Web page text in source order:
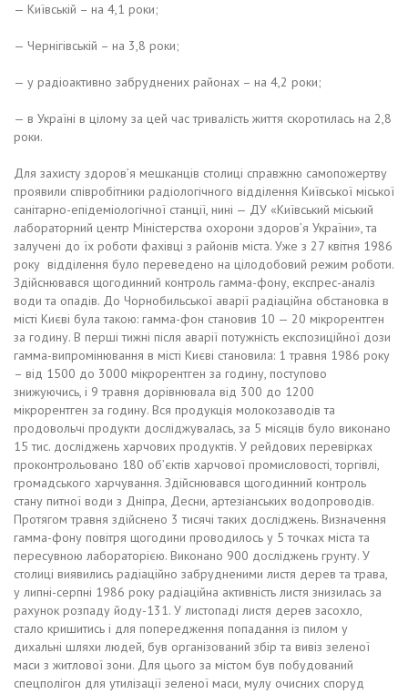
— Київській – на 4,1 роки;
— Чернігівській – на 3,8 роки;
— у радіоактивно забруднених районах – на 4,2 роки;
— в Україні в цілому за цей час тривалість життя скоротилась на 2,8
роки.
Для захисту здоров’я мешканців столиці справжню самопожертву
проявили співробітники радіологічного відділення Київської міської
санітарно-епідеміологічної станції, нині — ДУ «Київський міський
лабораторний центр Міністерства охорони здоров’я України», та
залучені до їх роботи фахівці з районів міста. Уже з 27 квітня 1986
року відділення було переведено на цілодобовий режим роботи.
Здійснювався щогодинний контроль гамма-фону, експрес-аналіз
води та опадів. До Чорнобильської аварії радіаційна обстановка в
місті Києві була такою: гамма-фон становив 10 — 20 мікрорентген
за годину. В перші тижні після аварії потужність експозиційної дози
гамма-випромінювання в місті Києві становила: 1 травня 1986 року
– від 1500 до 3000 мікрорентген за годину, поступово
знижуючись, і 9 травня дорівнювала від 300 до 1200
мікрорентген за годину. Вся продукція молокозаводів та
продовольчі продукти досліджувалась, за 5 місяців було виконано
15 тис. досліджень харчових продуктів. У рейдових перевірках
проконтрольовано 180 об’єктів харчової промисловості, торгівлі,
громадського харчування. Здійснювався щогодинний контроль
стану питної води з Дніпра, Десни, артезіанських водопроводів.
Протягом травня здійснено 3 тисячі таких досліджень. Визначення
гамма-фону повітря щогодини проводилось у 5 точках міста та
пересувною лабораторією. Виконано 900 досліджень грунту. У
столиці виявились радіаційно забрудненими листя дерев та трава,
у липні-серпні 1986 року радіаційна активність листя знизилась за
рахунок розпаду йоду-131. У листопаді листя дерев засохло,
стало кришитись і для попередження попадання із пилом у
дихальні шляхи людей, був організований збір та вивіз зеленої
маси з житлової зони. Для цього за містом був побудований
спецполігон для утилізації зеленої маси, мулу очисних споруд